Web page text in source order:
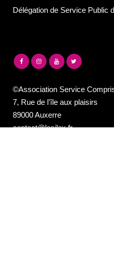
Délégation de Service Public
©Association Service
7, Rue de l'île aux plaisirs
89000 Auxerre
contact@lesilex.fr